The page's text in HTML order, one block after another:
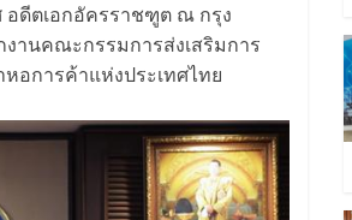
อดีตเอกอัครราชฑูต ณ กรุง
านคณะกรรมการส่งเสริมการ
อการค้าแห่งประเทศไทย